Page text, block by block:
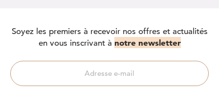
Soyez les premiers à recevoir nos offres et actualités
en vous inscrivant à notre newsletter